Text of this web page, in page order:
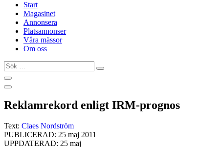
Start
Magasinet
Annonsera
Platsannonser
Våra mässor
Om oss
Sök
…
Reklamrekord enligt IRM-prognos
Text: Claes Nordström
PUBLICERAD: 25 maj 2011
UPPDATERAD: 25 maj